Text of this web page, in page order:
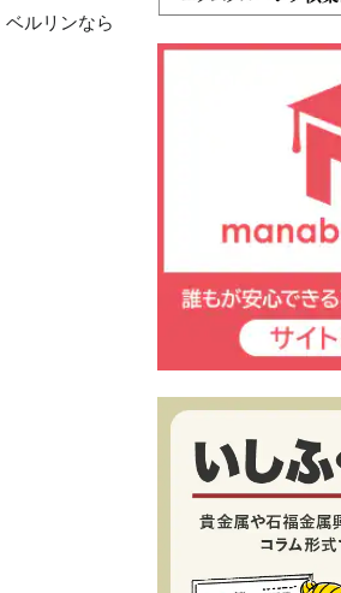
ルリンなら